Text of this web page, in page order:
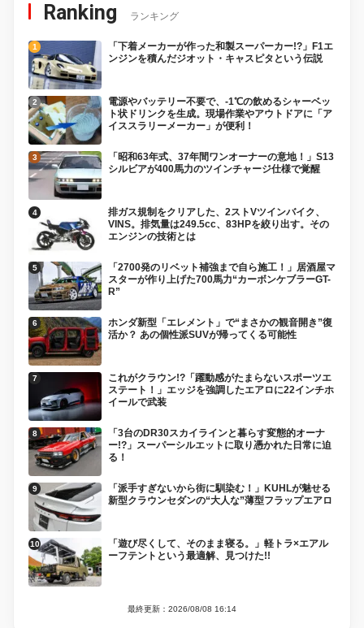
Ranking ランキング
「下着メーカーが作った和製スーパーカー!?」F1エ
ンジンを積んだジオット・キャスピタという伝説
電源やバッテリー不要で、-1℃の飲めるシャーベッ
ト状ドリンクを生成。現場作業やアウトドアに「ア
イススラリーメーカー」が便利！
「昭和63年式、37年間ワンオーナーの意地！」S13
シルビアが400馬力のツインチャージ仕様で覚醒
排ガス規制をクリアした、2ストVツインバイク、
VINS。排気量は249.5cc、83HPを絞り出す。その
エンジンの技術とは
「2700発のリベット補強まで自ら施工！」居酒屋マ
スターが作り上げた700馬力“カーボンケブラーGT-
R”
ホンダ新型「エレメント」で“まさかの観音開き”復
活か？ あの個性派SUVが帰ってくる可能性
これがクラウン!?「躍動感がたまらないスポーツエ
ステート！」エッジを強調したエアロに22インチホ
イールで武装
「3台のDR30スカイラインと暮らす変態的オーナ
ー!?」スーパーシルエットに取り憑かれた日常に迫
る！
「派手すぎないから街に馴染む！」KUHLが魅せる
新型クラウンセダンの“大人な”薄型フラップエアロ
「遊び尽くして、そのまま寝る。」軽トラ×エアル
ーフテントという最適解、見つけた!!
最終更新：2026/08/08 16:14